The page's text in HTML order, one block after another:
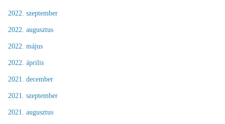
2022. szeptember
2022. augusztus
2022. május
2022. április
2021. december
2021. szeptember
2021. augusztus